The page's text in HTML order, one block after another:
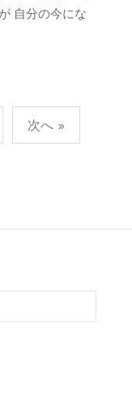
自分の今にな
次へ »